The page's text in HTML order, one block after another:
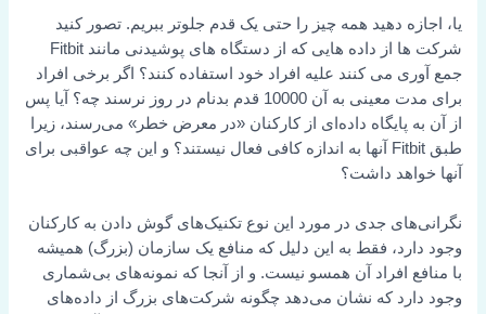
یا، اجازه دهید همه چیز را حتی یک قدم جلوتر ببریم. تصور کنید
شرکت ها از داده هایی که از دستگاه های پوشیدنی مانند Fitbit
جمع آوری می کنند علیه افراد خود استفاده کنند؟ اگر برخی افراد
برای مدت معینی به آن 10000 قدم بدنام در روز نرسند چه؟ آیا پس
از آن به پایگاه داده‌ای از کارکنان «در معرض خطر» می‌رسند، زیرا
طبق Fitbit آنها به اندازه کافی فعال نیستند؟ و این چه عواقبی برای
آنها خواهد داشت؟
نگرانی‌های جدی در مورد این نوع تکنیک‌های گوش دادن به کارکنان
وجود دارد، فقط به این دلیل که منافع یک سازمان (بزرگ) همیشه
با منافع افراد آن همسو نیست. و از آنجا که نمونه‌های بی‌شماری
وجود دارد که نشان می‌دهد چگونه شرکت‌های بزرگ از داده‌های